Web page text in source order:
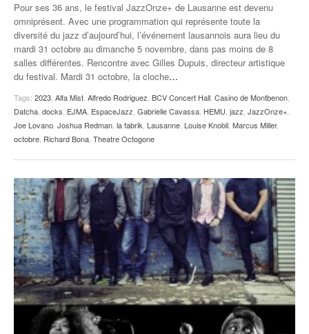
Pour ses 36 ans, le festival JazzOnze+ de Lausanne est devenu
omniprésent. Avec une programmation qui représente toute la
diversité du jazz d’aujourd’hui, l’événement lausannois aura lieu du
mardi 31 octobre au dimanche 5 novembre, dans pas moins de 8
salles différentes. Rencontre avec Gilles Dupuis, directeur artistique
du festival. Mardi 31 octobre, la cloche…
Tags: 2023 Alfa Mist Alfredo Rodriguez BCV Concert Hall Casino de Montbenon
Datcha docks EJMA EspaceJazz Gabrielle Cavassa HEMU jazz JazzOnze+
Joe Lovano Joshua Redman la fabrik Lausanne Louise Knobil Marcus Miller,
octobre Richard Bona Theatre Octogone